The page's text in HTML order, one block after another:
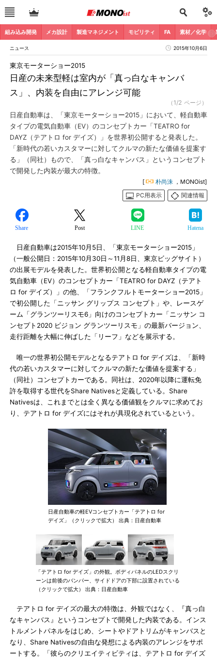
組み込み開発 メカ設計 製造マネジメント モビリティ FA 素材／化学
ニュース 2015年10月6日
日産の未来型軽は室内が「真っ白なキャンバ
ス」、内装を自由にアレンジ可能
東京モーターショー2015
（1/2 ページ）
日産自動車は、「東京モーターショー2015」において、軽自動車
タイプの電気自動車（EV）のコンセプトカー「TEATRO for
DAYZ（テアトロ for デイズ）」を世界初公開すると発表した。
「新時代の若いカスタマーに対してクルマの新たな価値を提案す
る」（同社）もので、「真っ白なキャンバス」というコンセプト
で開発した内装が最大の特徴。
[ 朴尚洙 ，MONOist]
PC用表示
関連情報
Share Post LINE Hatena
日産自動車は2015年10月5日、「東京モーターショー2015」
（一般公開日：2015年10月30日～11月8日、東京ビッグサイト）
の出展モデルを発表した。世界初公開となる軽自動車タイプの電
気自動車（EV）のコンセプトカー「TEATRO for DAYZ（テアト
ロ for デイズ）」の他、「フランクフルトモーターショー2015」
で初公開した「ニッサン グリップス コンセプト」や、レースゲ
ーム「グランツーリスモ6」向けのコンセプトカー「ニッサン コ
ンセプト2020 ビジョン グランツーリスモ」の最新バージョン、
走行距離を大幅に伸ばした「リーフ」などを展示する。
唯一の世界初公開モデルとなるテアトロ for デイズは、「新時
代の若いカスタマーに対してクルマの新たな価値を提案する」
（同社）コンセプトカーである。同社は、2020年以降に運転免
許を取得する世代をShare Nativesと定義している。Share
Nativesは、これまでとは全く異なる価値観をクルマに求めてお
り、テアトロ for デイズにはそれが具現化されているという。
日産自動車の軽EVコンセプトカー「テアトロ for
デイズ」（クリックで拡大） 出典：日産自動車
「テアトロ for デイズ」の外観。ボディパネルのLEDスクリ
ーンは前後のバンパー、サイドドアの下部に設置されている
（クリックで拡大） 出典：日産自動車
テアトロ for デイズの最大の特徴は、外観ではなく、『真っ白
なキャンバス』というコンセプトで開発した内装である。インス
トルメントパネルをはじめ、シートやドアトリムがキャンバスと
なり、Share Nativesの自由な発想による内装のアレンジをサポ
ートする。「彼らのクリエイティビティは、テアトロ for デイズ